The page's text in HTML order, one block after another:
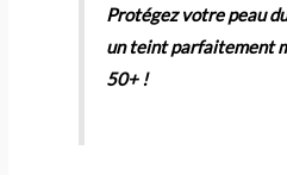
Protégez votre peau
un teint parfaitement
50+ !